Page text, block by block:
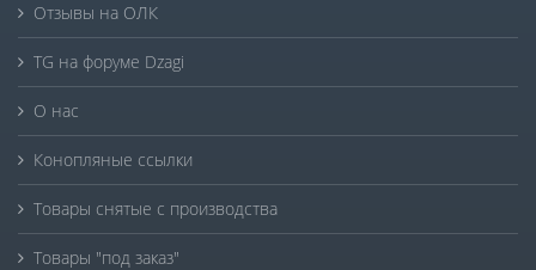
Отзывы на ОЛК
TG на форуме Dzagi
О нас
Конопляные ссылки
Товары снятые с производства
Товары "под заказ"